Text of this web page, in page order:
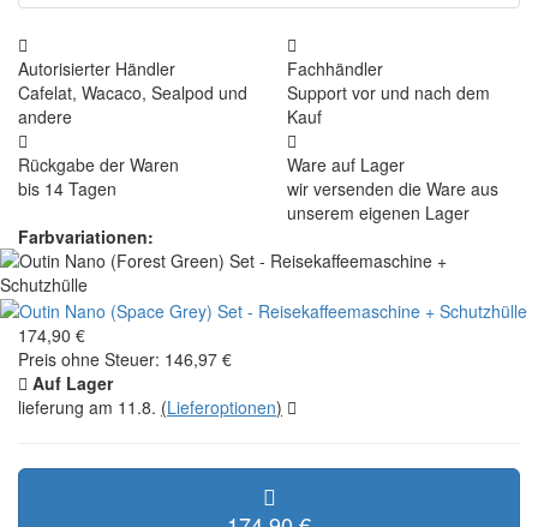
Autorisierter Händler
Cafelat, Wacaco, Sealpod und
andere
Fachhändler
Support vor und nach dem
Kauf
Rückgabe der Waren
bis 14 Tagen
Ware auf Lager
wir versenden die Ware aus
unserem eigenen Lager
Farbvariationen:
174,90 €
Preis ohne Steuer: 146,97 €
Auf Lager
lieferung am 11.8. (Lieferoptionen)